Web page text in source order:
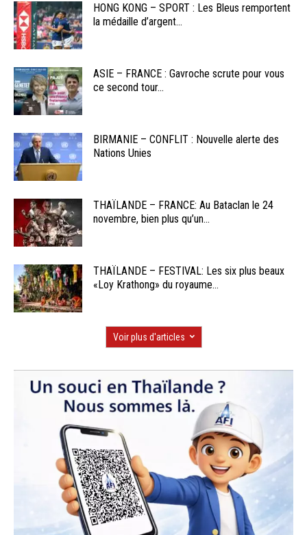
HONG KONG – SPORT : Les Bleus remportent
la médaille d’argent...
ASIE – FRANCE : Gavroche scrute pour vous
ce second tour...
BIRMANIE – CONFLIT : Nouvelle alerte des
Nations Unies
THAÏLANDE – FRANCE: Au Bataclan le 24
novembre, bien plus qu’un...
THAÏLANDE – FESTIVAL: Les six plus beaux
«Loy Krathong» du royaume...
Voir plus d'articles